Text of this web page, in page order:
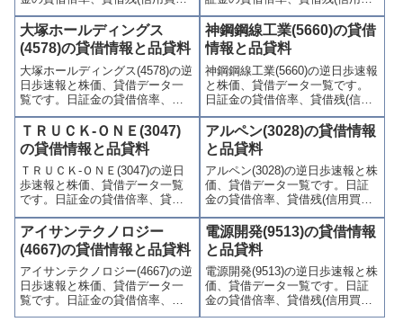
残、信用売残)、品貸料(逆日
歩)、東証の週末残高、規制(注意
喚起・申込停止)など、空売り関
連情報を集計し、図解でわかり
やすくまとめて掲載していま
す。
残、信用売残)、品貸料(逆日
歩)、東証の週末残高、規制(注意
喚起・申込停止)など、空売り関
連情報を集計し、図解でわかり
やすくまとめて掲載していま
す。
大塚ホールディングス
(4578)の貸借情報と品貸料
大塚ホールディングス(4578)の逆
日歩速報と株価、貸借データ一
覧です。日証金の貸借倍率、貸
借残(信用買残、信用売残)、品貸
料(逆日歩)、東証の週末残高、規
制(注意喚起・申込停止)など、空
売り関連情報を集計し、図解で
わかりやすくまとめて掲載して
います。
神鋼鋼線工業(5660)の貸借
情報と品貸料
神鋼鋼線工業(5660)の逆日歩速報
と株価、貸借データ一覧です。
日証金の貸借倍率、貸借残(信用
買残、信用売残)、品貸料(逆日
歩)、東証の週末残高、規制(注意
喚起・申込停止)など、空売り関
連情報を集計し、図解でわかり
やすくまとめて掲載していま
す。
ＴＲＵＣＫ-ＯＮＥ(3047)
の貸借情報と品貸料
ＴＲＵＣＫ-ＯＮＥ(3047)の逆日
歩速報と株価、貸借データ一覧
です。日証金の貸借倍率、貸借
残(信用買残、信用売残)、品貸料
(逆日歩)、東証の週末残高、規制
(注意喚起・申込停止)など、空売
り関連情報を集計し、図解でわ
かりやすくまとめて掲載してい
ます。
アルペン(3028)の貸借情報
と品貸料
アルペン(3028)の逆日歩速報と株
価、貸借データ一覧です。日証
金の貸借倍率、貸借残(信用買
残、信用売残)、品貸料(逆日
歩)、東証の週末残高、規制(注意
喚起・申込停止)など、空売り関
連情報を集計し、図解でわかり
やすくまとめて掲載していま
す。
アイサンテクノロジー
(4667)の貸借情報と品貸料
アイサンテクノロジー(4667)の逆
日歩速報と株価、貸借データ一
覧です。日証金の貸借倍率、貸
借残(信用買残、信用売残)、品貸
電源開発(9513)の貸借情報
と品貸料
電源開発(9513)の逆日歩速報と株
価、貸借データ一覧です。日証
金の貸借倍率、貸借残(信用買
残、信用売残)、品貸料(逆日